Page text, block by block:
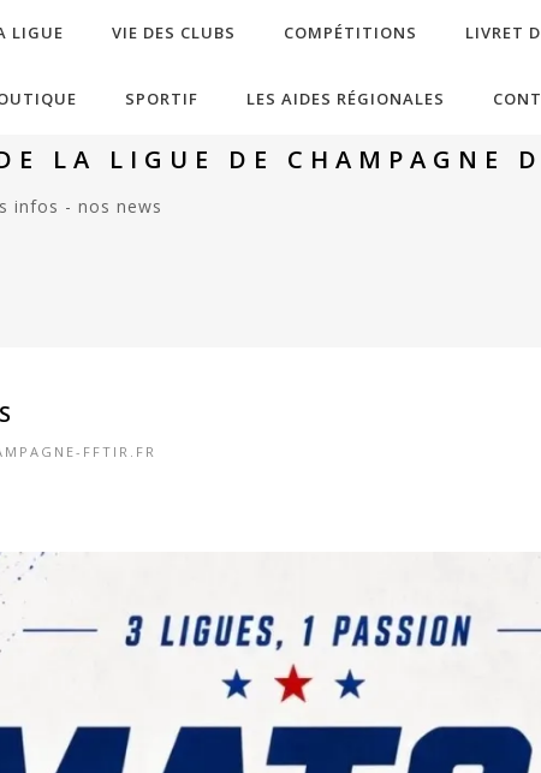
LIGUE VIE DES CLUBS COMPÉTITIONS LIVRET
SPORTIF LES AIDES RÉGIONALES
LA LIGUE DE CHAMPAGNE
infos - nos news
FFTIR.FR